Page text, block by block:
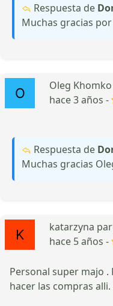
Respuesta de
Muchas gracias
Oleg Khomko
hace 3 años -
Respuesta de
Muchas gracias
katarzyna
hace 5 años -
Personal super majo
hacer las compras